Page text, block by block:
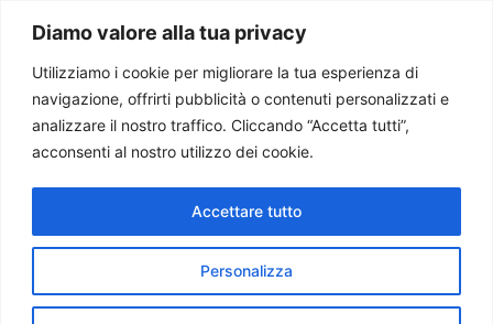
Diamo valore alla tua privacy
Utilizziamo i cookie per migliorare la tua esperienza di
navigazione, offrirti pubblicità o contenuti personalizzati e
analizzare il nostro traffico. Cliccando “Accetta tutti”,
acconsenti al nostro utilizzo dei cookie.
Personalizza
Accettare tutto
Paolo Ondarza
Tag:europa
Edith Stein, una luce per
l’Europa